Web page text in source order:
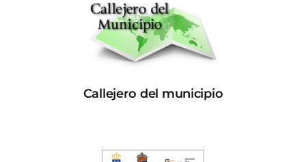
Callejero del municipio